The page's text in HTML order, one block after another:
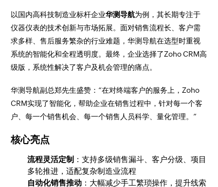
以国内高科技制造业标杆企业华测导航为例，其长期专注于
仪器仪表的技术创新与市场拓展。面对销售流程长、客户需
求多样、售后服务繁杂的行业难题，华测导航在选型时重视
系统的智能化和全程透明度。最终，企业选择了Zoho CRM高
级版，系统性解决了客户及机会管理的痛点。
华测导航副总郑先生盛赞：“在对终端客户的服务上，Zoho
CRM实现了智能化，帮助企业在销售过程中，针对每一个客
户、每一个销售机会、每一个销售人员科学、量化管理。”
核心亮点
流程灵活定制 ：支持多级销售漏斗、客户分级、项目
多轮推进，适配复杂制造业流程
自动化销售推动 ：大幅减少手工繁琐操作，提升线索